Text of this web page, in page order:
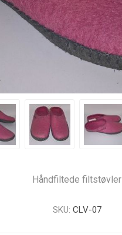
Håndfiltede filtstøvler
SKU: CLV-07